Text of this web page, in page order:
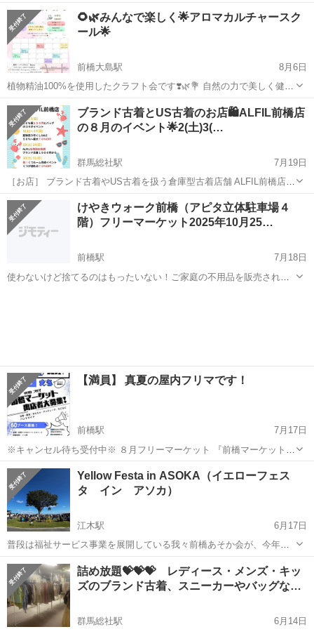
身近に楽しんでいただけるよう 様々なイベントを企画しております。
今回は地元生産者直送の『希少ぶどう』の大試食会を 開催させていた
だきます！ 【日時】 9/...
群馬 前橋市 フリーマーケット
🌻🌿みんなで楽しく🌟アロマカルチャースク
ール🌟
前橋大島駅
8月6日
植物精油100%を使用したクラフト会です❣️🌿💐 自然の力で美しく健康
になりましょう✨ 🍀柔軟剤作り 人工的に作られた香りではなく
本物の植物の香り💐 自分の好きな香りの洋服👚 過ごせたら最高で
すよね🤭✨ 💐美顔スプ...
群馬 前橋市 前橋大島駅 フリーマーケット
ブランド古着とUS古着のお店🛍️ALFIL前橋店
の８月のイベント🌟2(土)3(…
群馬総社駅
7月19日
［お店］ ブランド古着やUS古着を扱う倉庫型古着店舗 ALFIL前橋店で
す。 1F US古着、ブランド古着の300円均一 アクセサリー等 2F 子供
服300円均一、ブランド古着、くつ、バッグ等 ...
群馬 群馬総社駅 フリーマーケット 古着
けやきウォーク前橋（アピタ立体駐車場４
階）フリーマーケット2025年10月25…
前橋駅
7月18日
使わないけど捨てるのはもったいない！ご家庭の不用品を販売されて
【満員】 真夏の屋内フリマです！
前橋駅
7月17日
※キャンセル待ち受付中※ ８月フリーマーケット 『前橋マーケット
vol.6』 in 前橋リリカ ・８月23日（土）11時〜16時 ・会場 前橋リ
リカ２階 イベントスペース ・募集数 60ブース ・ブースサイズ ...
群馬 前橋市
Yellow Festa in ASOKA（イエローフェス
タ イン アソカ）
江木駅
6月17日
普段は福祉サービス事業を展開している我々前橋あそか会が、今年も
年に1度の福祉のお祭りである「Yellow Festa in ASOKA」を開催いた
します。バラエティーに富んだステージ部門、作品展示、介護体験、
キッチンカーやワ...
群馬 前橋市 江木駅 フリーマーケット
詰め放題💝💝💝 レディース・メンズ・キッ
ズのブランド古着、スニーカーやバッグな…
群馬総社駅
6月14日